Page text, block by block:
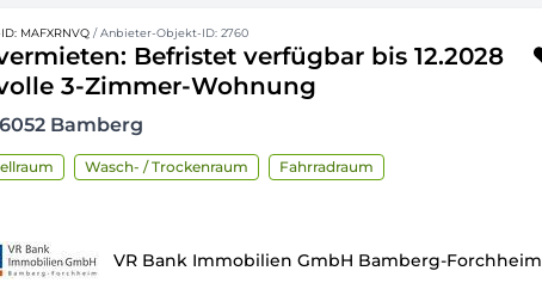
MAFXRNVQ / Anbieter-Objekt-ID: 2760
Befristet verfügbar bis 12.2028
3-Zimmer-Wohnung
Bamberg
Wasch- / Trockenraum Fahrradraum
VR Bank Immobilien GmbH Bamberg-Forchheim